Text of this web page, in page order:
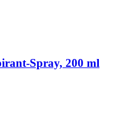
​Spray, 200 ml